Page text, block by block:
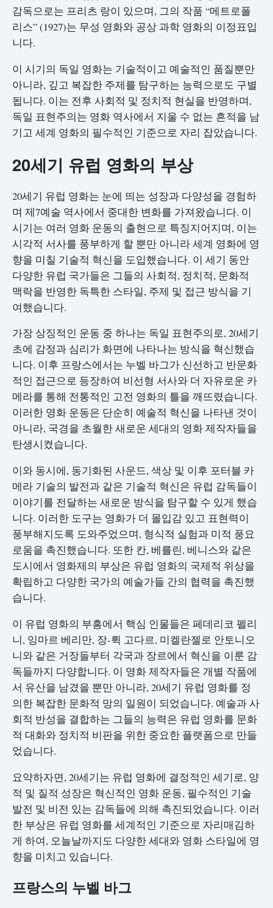
감독으로는 프리츠 랑이 있으며, 그의 작품 “메트로폴
리스” (1927)는 무성 영화와 공상 과학 영화의 이정표입
니다.
이 시기의 독일 영화는 기술적이고 예술적인 품질뿐만
아니라, 깊고 복잡한 주제를 탐구하는 능력으로도 구별
됩니다. 이는 전후 사회적 및 정치적 현실을 반영하며,
독일 표현주의는 영화 역사에서 지울 수 없는 흔적을 남
기고 세계 영화의 필수적인 기준으로 자리 잡았습니다.
20세기 유럽 영화의 부상
20세기 유럽 영화는 눈에 띄는 성장과 다양성을 경험하
며 제7예술 역사에서 중대한 변화를 가져왔습니다. 이
시기는 여러 영화 운동의 출현으로 특징지어지며, 이는
시각적 서사를 풍부하게 할 뿐만 아니라 세계 영화에 영
향을 미칠 기술적 혁신을 도입했습니다. 이 세기 동안
다양한 유럽 국가들은 그들의 사회적, 정치적, 문화적
맥락을 반영한 독특한 스타일, 주제 및 접근 방식을 기
여했습니다.
가장 상징적인 운동 중 하나는 독일 표현주의로, 20세기
초에 감정과 심리가 화면에 나타나는 방식을 혁신했습
니다. 이후 프랑스에서는 누벨 바그가 신선하고 반문화
적인 접근으로 등장하여 비선형 서사와 더 자유로운 카
메라를 통해 전통적인 고전 영화의 틀을 깨뜨렸습니다.
이러한 영화 운동은 단순히 예술적 혁신을 나타낸 것이
아니라, 국경을 초월한 새로운 세대의 영화 제작자들을
탄생시켰습니다.
이와 동시에, 동기화된 사운드, 색상 및 이후 포터블 카
메라 기술의 발전과 같은 기술적 혁신은 유럽 감독들이
이야기를 전달하는 새로운 방식을 탐구할 수 있게 했습
니다. 이러한 도구는 영화가 더 몰입감 있고 표현력이
풍부해지도록 도와주었으며, 형식적 실험과 미적 풍요
로움을 촉진했습니다. 또한 칸, 베를린, 베니스와 같은
도시에서 영화제의 부상은 유럽 영화의 국제적 위상을
확립하고 다양한 국가의 예술가들 간의 협력을 촉진했
습니다.
이 유럽 영화의 부흥에서 핵심 인물들은 페데리코 펠리
니, 잉마르 베리만, 장-뤽 고다르, 미켈란젤로 안토니오
니와 같은 거장들부터 각국과 장르에서 혁신을 이룬 감
독들까지 다양합니다. 이 영화 제작자들은 개별 작품에
서 유산을 남겼을 뿐만 아니라, 20세기 유럽 영화를 정
의한 복잡한 문화적 망의 일원이 되었습니다. 예술과 사
회적 반성을 결합하는 그들의 능력은 유럽 영화를 문화
적 대화와 정치적 비판을 위한 중요한 플랫폼으로 만들
었습니다.
요약하자면, 20세기는 유럽 영화에 결정적인 세기로, 양
적 및 질적 성장은 혁신적인 영화 운동, 필수적인 기술
발전 및 비전 있는 감독들에 의해 촉진되었습니다. 이러
한 부상은 유럽 영화를 세계적인 기준으로 자리매김하
게 하여, 오늘날까지도 다양한 세대와 영화 스타일에 영
향을 미치고 있습니다.
프랑스의 누벨 바그